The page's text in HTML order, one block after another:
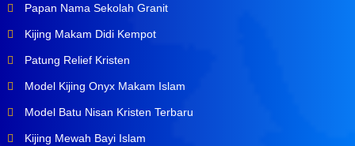
Papan Nama Sekolah Granit
Kijing Makam Didi Kempot
Patung Relief Kristen
Model Kijing Onyx Makam Islam
Model Batu Nisan Kristen Terbaru
Kijing Mewah Bayi Islam